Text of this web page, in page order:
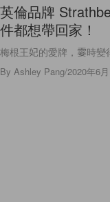
英倫品牌
件都想帶回家！
梅根王妃的愛牌，霎時變
By Ashley Pang/2020年6